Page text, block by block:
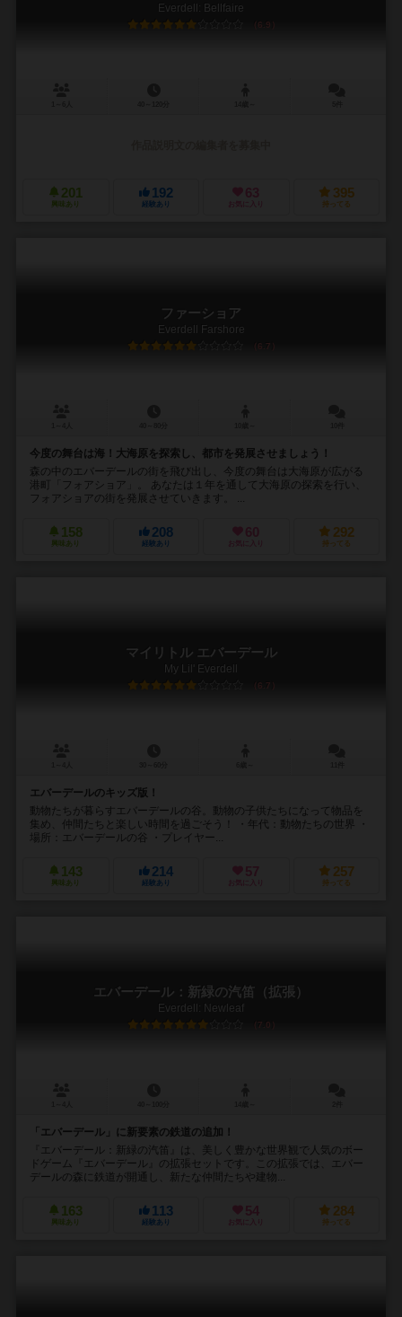
Everdell: Bellfaire
6.9
201
興味あり
192
経験あり
63
お気に入り
395
持ってる
ファーショア
Everdell Farshore
6.7
今度の舞台は海！大海原を探索し、都市を発展させましょう！
森の中のエバーデールの街を飛び出し、今度の舞台は大海原が広がる
港町「フォアショア」。 あなたは１年を通して大海原の探索を行い、
フォアショアの街を発展させていきます。 ...
158
興味あり
208
経験あり
60
お気に入り
292
持ってる
マイリトル エバーデール
My Lil' Everdell
6.7
エバーデールのキッズ版！
動物たちが暮らすエバーデールの谷。動物の子供たちになって物品を
集め、仲間たちと楽しい時間を過ごそう！ ・年代：動物たちの世界 ・
場所：エバーデールの谷 ・プレイヤー...
143
興味あり
214
経験あり
57
お気に入り
257
持ってる
エバーデール：新緑の汽笛（拡張）
Everdell: Newleaf
7.0
「エバーデール」に新要素の鉄道の追加！
『エバーデール：新緑の汽笛』は、美しく豊かな世界観で人気のボー
ドゲーム『エバーデール』の拡張セットです。この拡張では、エバー
デールの森に鉄道が開通し、新たな仲間たちや建物...
163
興味あり
113
経験あり
54
お気に入り
284
持ってる